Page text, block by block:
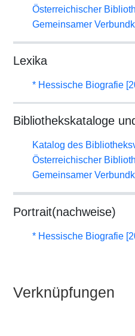
Österreichischer
Gemeinsamer
Lexika
* Hessische Biografie
Bibliothekskataloge
Katalog des
Österreichischer
Gemeinsamer
Portrait(nachweise)
* Hessische Biografie
Verknüpfungen